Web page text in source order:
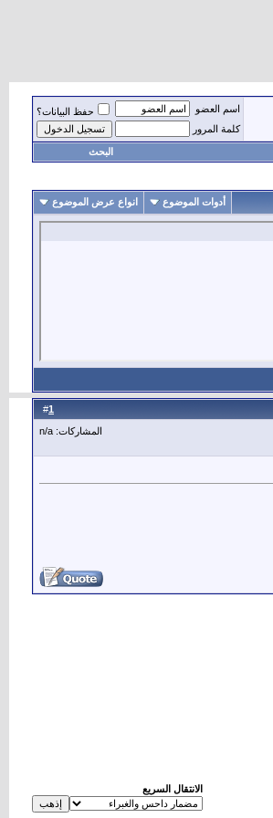
اسم العضو
حفظ البيانات؟
كلمة المرور
البحث
أدوات الموضوع انواع عرض الموضوع
1
المشاركات: n/a
الانتقال السريع